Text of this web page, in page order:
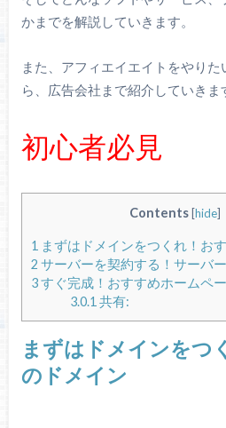
かまでを解説していきます。
また、アフィエイエイトをやり
ら、広告会社まで紹介していきま
初心者必見
Contents [hide]
1 まずはドメインをつくれ！お
2 サーバーを契約する！サーバ
3すぐ完成！おすすめホームペ
3.0.1 共有:
まずはドメインをつ
のドメイン